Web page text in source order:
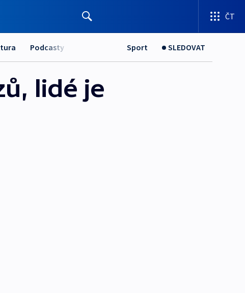
ČT
Podcasty Sport SLEDOVAT
lidé je